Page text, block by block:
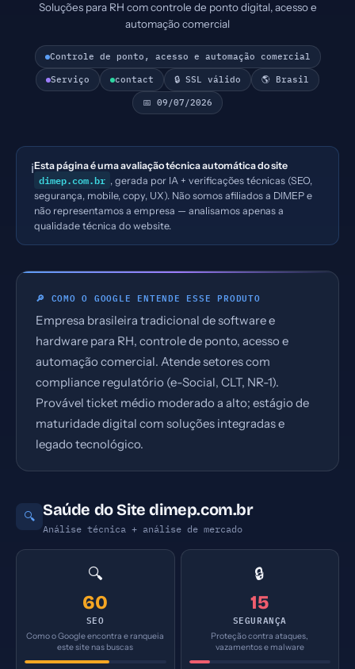
Soluções para RH com controle de ponto digital, acesso e
automação comercial
Controle de ponto, acesso e automação comercial
Serviço contact 🔒 SSL válido 🌎 Brasil
📅 09/07/2026
ℹ️Esta página é uma avaliação técnica automática do site
dimep.com.br , gerada por IA + verificações técnicas (SEO,
segurança, mobile, copy, UX). Não somos afiliados a DIMEP e
não representamos a empresa — analisamos apenas a
qualidade técnica do website.
🔎 COMO O GOOGLE ENTENDE ESSE PRODUTO
Empresa brasileira tradicional de software e
hardware para RH, controle de ponto, acesso e
automação comercial. Atende setores com
compliance regulatório (e-Social, CLT, NR-1).
Provável ticket médio moderado a alto; estágio de
maturidade digital com soluções integradas e
legado tecnológico.
🔍 Saúde do Site dimep.com.br
Análise técnica + análise de mercado
🔍
60
SEO
Como o Google encontra e ranqueia
este site nas buscas
🔒
15
SEGURANÇA
Proteção contra ataques,
vazamentos e malware